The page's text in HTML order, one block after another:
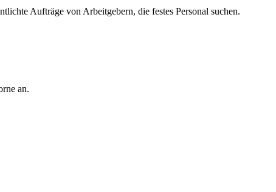
Aufträge von Arbeitgebern, die festes Personal suchen.
an.